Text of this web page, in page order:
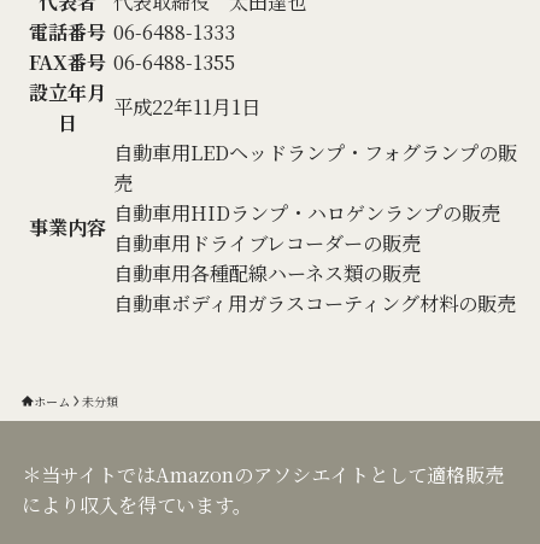
電話番号 06-6488-1333
FAX番号 06-6488-1355
設立年月
日
平成22年11月1日
事業内容
自動車用LEDヘッドランプ・フォグランプの販
売
自動車用HIDランプ・ハロゲンランプの販売
自動車用ドライブレコーダーの販売
自動車用各種配線ハーネス類の販売
自動車ボディ用ガラスコーティング材料の販売
ホーム 未分類
＊当サイトではAmazonのアソシエイトとして適格販売
により収入を得ています。